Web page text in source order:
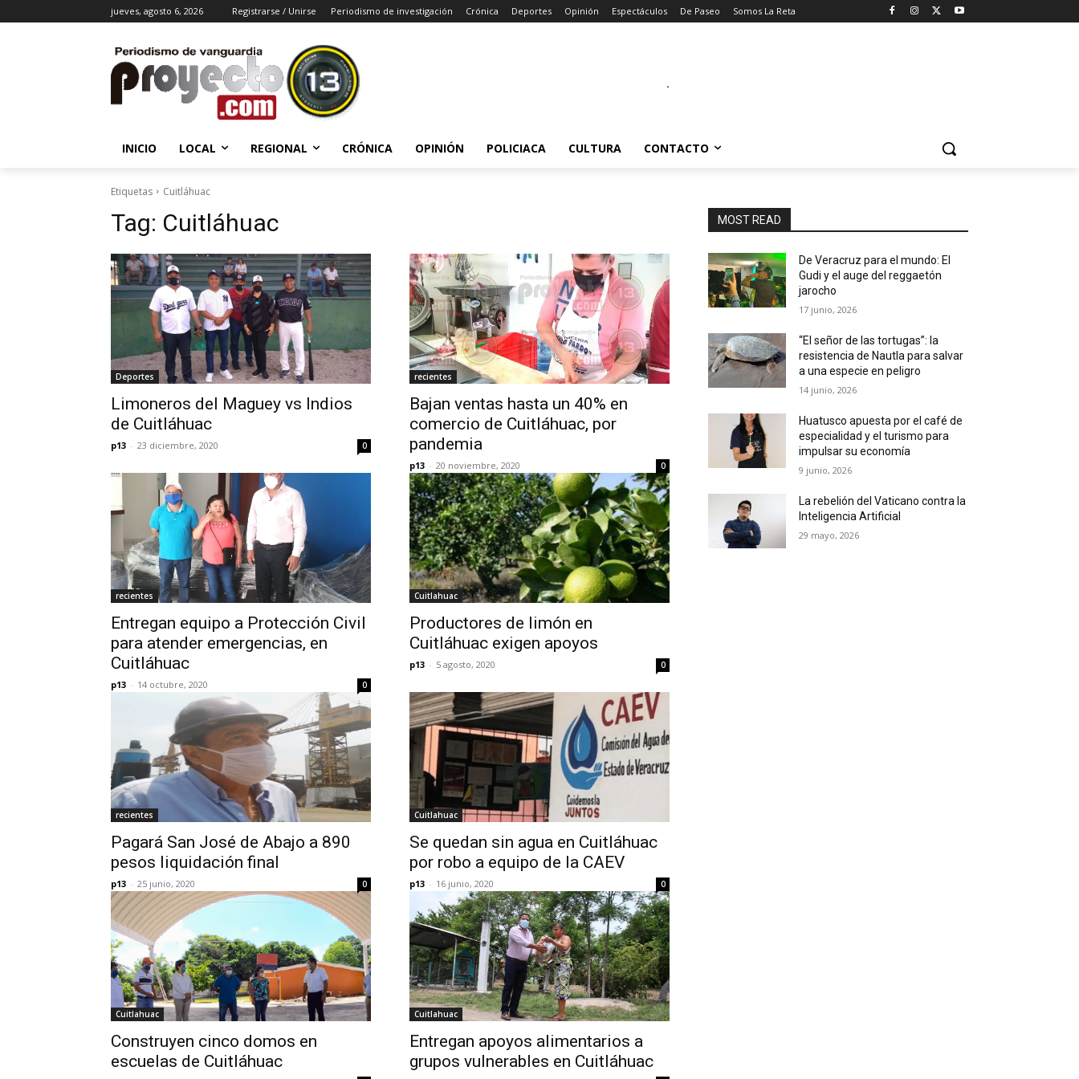
jueves, agosto 6, 2026 Registrarse / Unirse Periodismo de investigación Crónica Deportes Opinión Espectáculos De Paseo Somos La Reta
.
INICIO LOCAL REGIONAL CRÓNICA OPINIÓN POLICIACA CULTURA CONTACTO
Etiquetas Cuitláhuac
Tag: Cuitláhuac
Deportes
Limoneros del Maguey vs Indios
de Cuitláhuac
p13 - 23 diciembre, 2020 0
recientes
Bajan ventas hasta un 40% en
comercio de Cuitláhuac, por
pandemia
p13 - 20 noviembre, 2020 0
recientes
Entregan equipo a Protección Civil
para atender emergencias, en
Cuitláhuac
p13 - 14 octubre, 2020 0
Cuitlahuac
Productores de limón en
Cuitláhuac exigen apoyos
p13 - 5 agosto, 2020 0
recientes
Pagará San José de Abajo a 890
pesos liquidación final
p13 - 25 junio, 2020 0
Cuitlahuac
Se quedan sin agua en Cuitláhuac
por robo a equipo de la CAEV
p13 - 16 junio, 2020 0
Cuitlahuac
Construyen cinco domos en
escuelas de Cuitláhuac
Cuitlahuac
Entregan apoyos alimentarios a
grupos vulnerables en Cuitláhuac
MOST READ
De Veracruz para el mundo: El
Gudi y el auge del reggaetón
jarocho
17 junio, 2026
“El señor de las tortugas”: la
resistencia de Nautla para salvar
a una especie en peligro
14 junio, 2026
Huatusco apuesta por el café de
especialidad y el turismo para
impulsar su economía
9 junio, 2026
La rebelión del Vaticano contra la
Inteligencia Artificial
29 mayo, 2026